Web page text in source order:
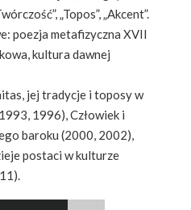
„Topos”, „Akcent”.
poezja metafizyczna XVII
kultura dawnej
jej tradycje i toposy w
1996), Człowiek i
baroku (2000, 2002),
postaci w kulturze